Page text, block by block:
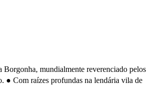
mundialmente reverenciado pelos
● Com raízes profundas na lendária vila de